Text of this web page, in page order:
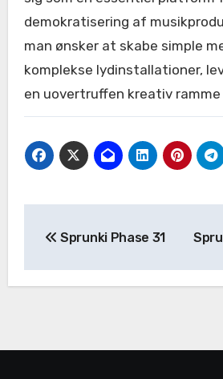
demokratisering af
man ønsker at skabe simple
komplekse lydinstallationer,
en uovertruffen kreativ ramme
navigation
Sprunki Phase 31